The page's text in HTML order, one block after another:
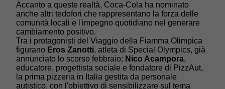
Accanto a queste realtà, Coca-Cola ha nominato
anche altri tedofori che rappresentano la forza delle
comunità locali e l'impegno quotidiano nel generare
cambiamento positivo.
Tra i protagonisti del Viaggio della Fiamma Olimpica
figurano Eros Zanotti, atleta di Special Olympics, già
annunciato lo scorso febbraio; Nico Acampora,
educatore, progettista sociale e fondatore di PizzAut,
la prima pizzeria in Italia gestita da personale
autistico, con l'obiettivo di sensibilizzare sul tema